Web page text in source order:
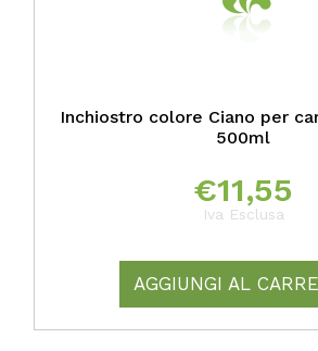
Inchiostro colore Ciano per
500ml
€11,55
Iva Esclusa
AGGIUNGI AL